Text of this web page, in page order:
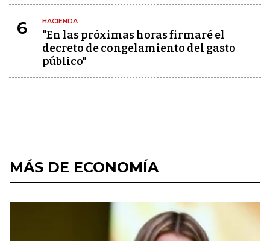
6 HACIENDA
"En las próximas horas firmaré el
decreto de congelamiento del gasto
público"
MÁS DE ECONOMÍA